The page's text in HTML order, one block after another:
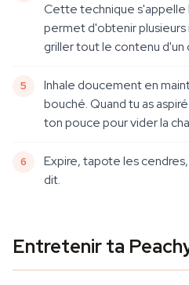
Cette technique s'appelle
permet d'obtenir plusieurs
griller tout le contenu d'un
Inhale doucement en
bouché. Quand tu as
ton pouce pour vider la
Expire, tapote les
dit.
Entretenir ta